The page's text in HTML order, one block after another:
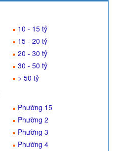
10 - 15 tỷ
15 - 20 tỷ
20 - 30 tỷ
30 - 50 tỷ
> 50 tỷ
Phường 15
Phường 2
Phường 3
Phường 4